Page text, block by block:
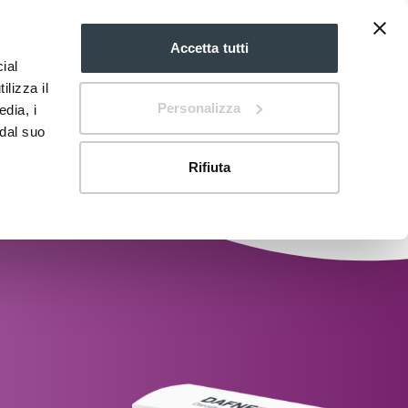
il
i
suo
Accetta tutti
Personalizza
Rifiuta
down